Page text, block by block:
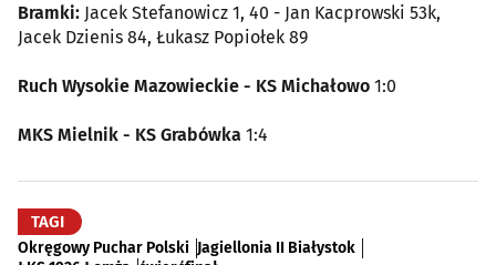
Bramki: Jacek Stefanowicz 1, 40 - Jan Kacprowski 53k,
Jacek Dzienis 84, Łukasz Popiołek 89
Ruch Wysokie Mazowieckie - KS Michałowo 1:0
MKS Mielnik - KS Grabówka 1:4
TAGI
Okręgowy Puchar Polski Jagiellonia II Białystok